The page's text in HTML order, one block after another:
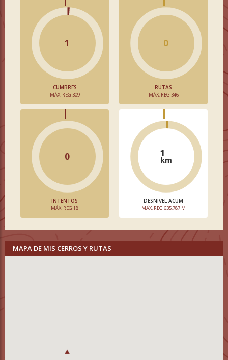
1
CUMBRES
MÁX. REG 309
0
RUTAS
MÁX. REG 346
0
INTENTOS
MÁX. REG 18
1
km
DESNIVEL ACUM
MÁX. REG 635.787 M
MAPA DE MIS CERROS Y RUTAS